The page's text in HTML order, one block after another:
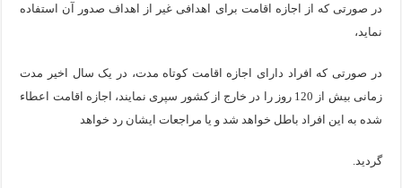
در صورتی که از اجازه اقامت برای اهدافی غیر از اهداف صدور آن استفاده
نماید،
در صورتی که افراد دارای اجازه اقامت کوتاه مدت، در یک سال اخیر مدت
زمانی بیش از 120 روز را در خارج از کشور سپری نمایند، اجازه اقامت اعطاء
شده به این افراد باطل خواهد شد و یا مراجعات ایشان رد خواهد
گردید.